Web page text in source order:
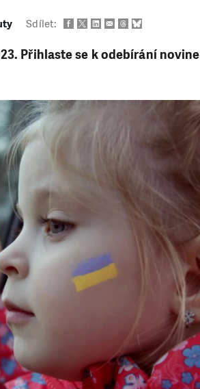
Sdílet:
Přihlaste se k odebírání